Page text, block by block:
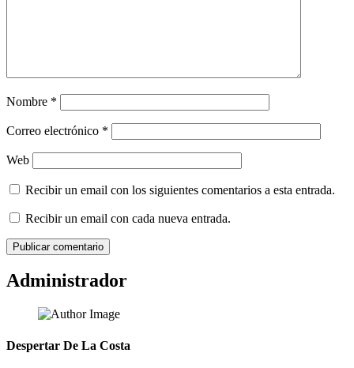
Nombre *
Correo electrónico *
Web
Recibir un email con los siguientes comentarios a esta entrada.
Recibir un email con cada nueva entrada.
Administrador
Despertar De La Costa